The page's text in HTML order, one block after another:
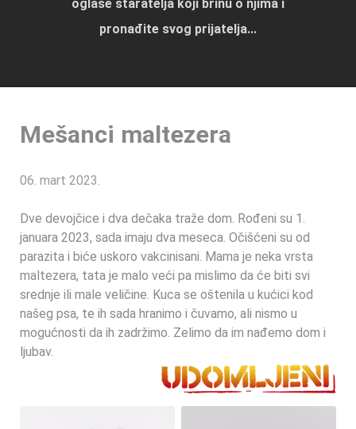
oglase staratelja koji brinu o njima i
pronađite svog prijatelja...
Mešanci maltezera
06. mart 2023.
Dve devojčice i dva dečaka traže dom. Rođeni su 1.
januara 2023, sada imaju dva meseca. Očišćeni su od
parazita i biće uskoro vakcinisani. Mama je neka vrsta
maltezera, tata je malo veći pa mislimo da će biti svi
srednje ili male veličine. Kuca se oštenila u kućici kod
našeg psa, te ih sada hranimo i čuvamo, ali nismo u
mogućnosti da ih zadržimo. Zelimo da im nađemo dom i
ljubav.